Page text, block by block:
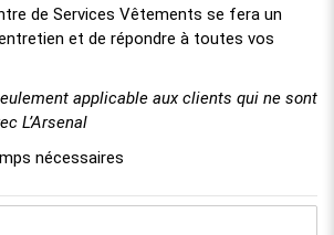
de Services Vêtements se fera un
et de répondre à toutes vos
applicable aux clients qui ne sont
L’Arsenal
nécessaires